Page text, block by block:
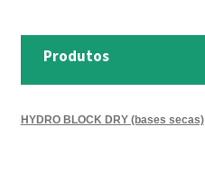
Produtos
HYDRO BLOCK DRY (bases secas)